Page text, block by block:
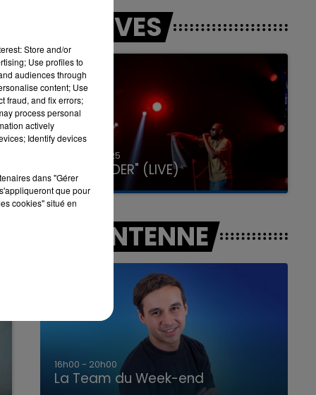
LA TEAM DU WEEK-END
LES LIVES
31 janvier 2025
GIMS "SPIDER" (LIVE)
A L'ANTENNE
7h00 - 12h00
La Team du Week-end
Store and/or
Use profiles to
audiences through
content; Use
fraud, and fix errors;
process personal
actively
Identify devices
dans "Gérer
que pour
cookies" situé en